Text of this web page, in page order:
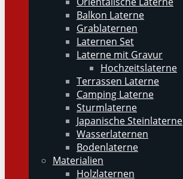
Balkon Laterne
Grablaternen
Laternen Set
Laterne mit Gravur
Hochzeitslaterne
Terrassen Laterne
Camping Laterne
Sturmlaterne
Japanische Steinlaterne
Wasserlaternen
Bodenlaterne
Materialien
Holzlaternen